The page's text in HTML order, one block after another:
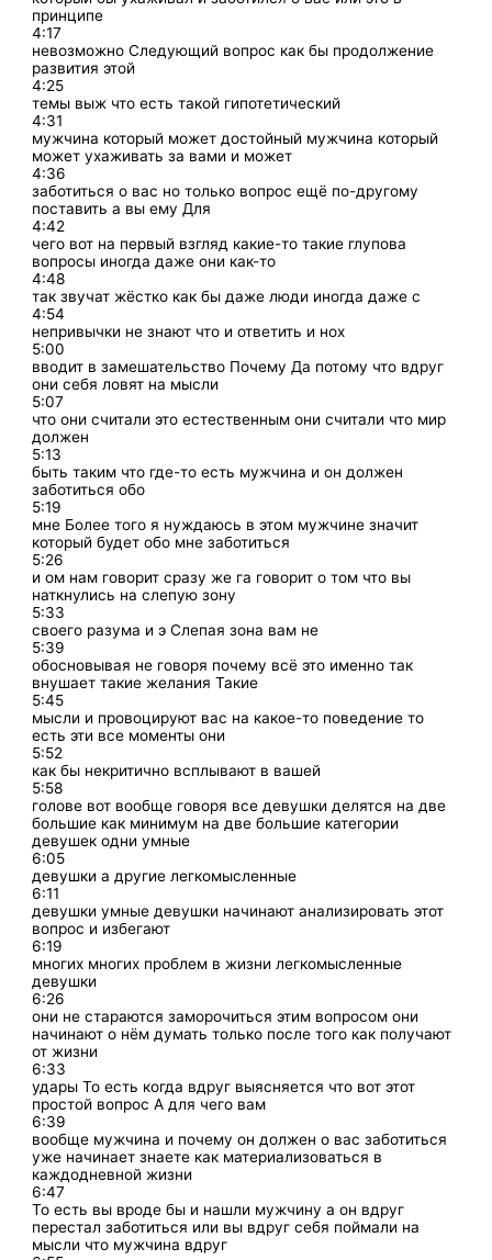
принципе
4:17
невозможно Следующий вопрос как бы продолжение
развития этой
4:25
темы выж что есть такой гипотетический
4:31
мужчина который может достойный мужчина который
может ухаживать за вами и может
4:36
заботиться о вас но только вопрос ещё по-другому
поставить а вы ему Для
4:42
чего вот на первый взгляд какие-то такие глупова
вопросы иногда даже они как-то
4:48
так звучат жёстко как бы даже люди иногда даже с
4:54
непривычки не знают что и ответить и нох
5:00
вводит в замешательство Почему Да потому что вдруг
они себя ловят на мысли
5:07
что они считали это естественным они считали что мир
должен
5:13
быть таким что где-то есть мужчина и он должен
заботиться обо
5:19
мне Более того я нуждаюсь в этом мужчине значит
который будет обо мне заботиться
5:26
и ом нам говорит сразу же га говорит о том что вы
наткнулись на слепую зону
5:33
своего разума и э Слепая зона вам не
5:39
обосновывая не говоря почему всё это именно так
внушает такие желания Такие
5:45
мысли и провоцируют вас на какое-то поведение то
есть эти все моменты они
5:52
как бы некритично всплывают в вашей
5:58
голове вот вообще говоря все девушки делятся на две
большие как минимум на две большие категории
девушек одни умные
6:05
девушки а другие легкомысленные
6:11
девушки умные девушки начинают анализировать этот
вопрос и избегают
6:19
многих многих проблем в жизни легкомысленные
девушки
6:26
они не стараются заморочиться этим вопросом они
начинают о нём думать только после того как получают
от жизни
6:33
удары То есть когда вдруг выясняется что вот этот
простой вопрос А для чего вам
6:39
вообще мужчина и почему он должен о вас заботиться
уже начинает знаете как материализоваться в
каждодневной жизни
6:47
То есть вы вроде бы и нашли мужчину а он вдруг
перестал заботиться или вы вдруг себя поймали на
мысли что мужчина вдруг